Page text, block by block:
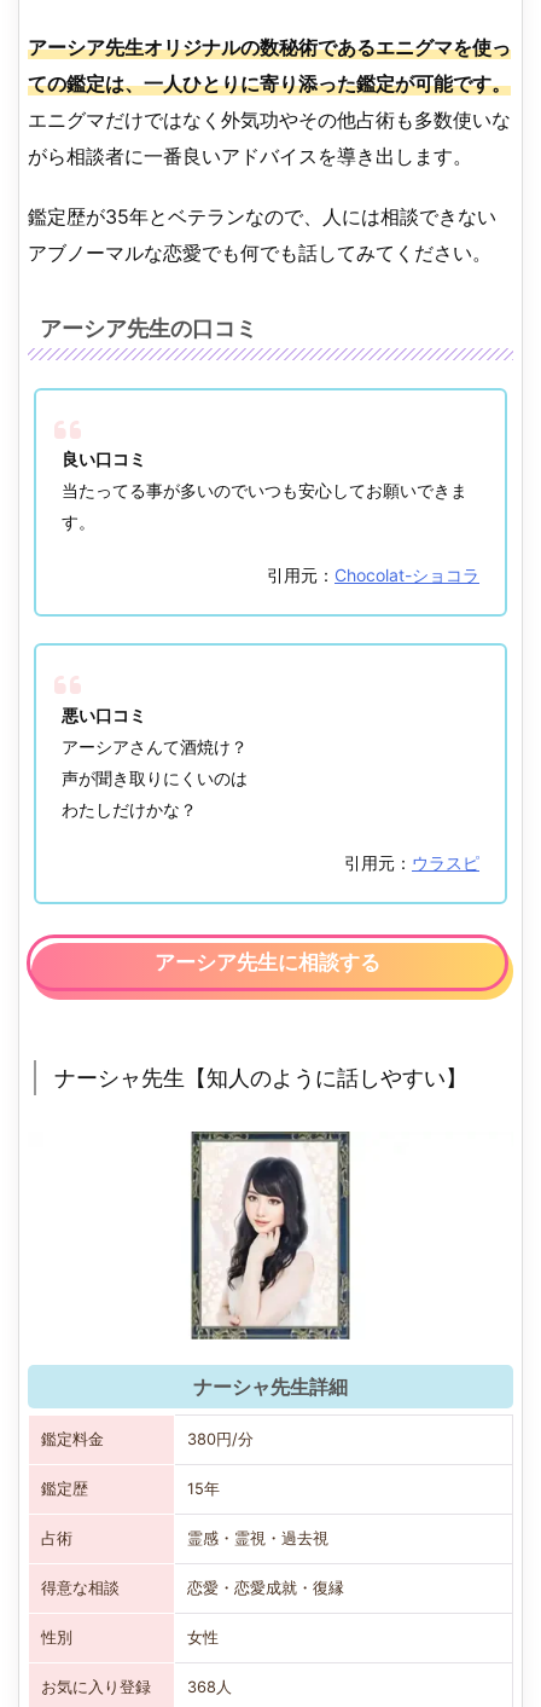
アーシア先生オリジナルの数秘術であるエニグマを使っ
ての鑑定は、一人ひとりに寄り添った鑑定が可能です。
エニグマだけではなく外気功やその他占術も多数使いな
がら相談者に一番良いアドバイスを導き出します。
鑑定歴が35年とベテランなので、人には相談できない
アブノーマルな恋愛でも何でも話してみてください。
アーシア先生の口コミ
良い口コミ
当たってる事が多いのでいつも安心してお願いできま
す。
引用元： Chocolat-ショコラ
悪い口コミ
アーシアさんて酒焼け？
声が聞き取りにくいのは
わたしだけかな？
引用元： ウラスピ
アーシア先生に相談する
ナーシャ先生【知人のように話しやすい】
ナーシャ先生詳細
鑑定料金 380円/分
鑑定歴 15年
占術 霊感・霊視・過去視
得意な相談 恋愛・恋愛成就・復縁
性別 女性
お気に入り登録 368人